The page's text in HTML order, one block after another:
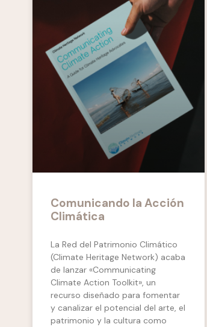
Comunicando la Acción
Climática
La Red del Patrimonio Climático
(Climate Heritage Network) acaba
de lanzar «Communicating
Climate Action Toolkit», un
recurso diseñado para fomentar
y canalizar el potencial del arte, el
patrimonio y la cultura como